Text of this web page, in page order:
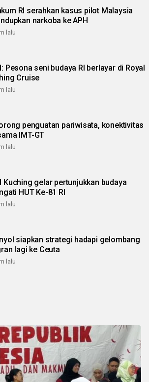
RI serahkan kasus pilot Malaysia
narkoba ke APH
lalu
Pesona seni budaya RI berlayar di Royal
Cruise
lalu
penguatan pariwisata, konektivitas
IMT-GT
lalu
Kuching gelar pertunjukkan budaya
HUT Ke-81 RI
lalu
siapkan strategi hadapi gelombang
lagi ke Ceuta
lalu